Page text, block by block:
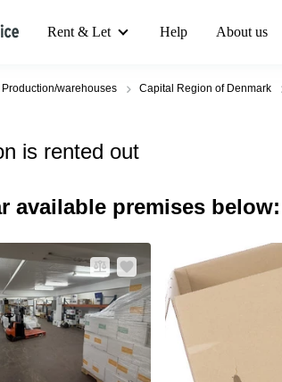
Rent & Let Help About us
Production/warehouses Capital Region of Denmark
is rented out
available premises below: